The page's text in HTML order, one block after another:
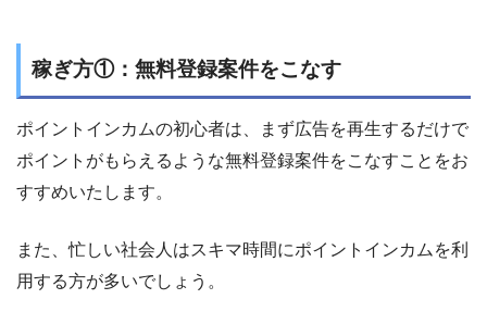
稼ぎ方①：無料登録案件をこなす
ポイントインカムの初心者は、まず広告を再生するだけで
ポイントがもらえるような無料登録案件をこなすことをお
すすめいたします。
また、忙しい社会人はスキマ時間にポイントインカムを利
用する方が多いでしょう。